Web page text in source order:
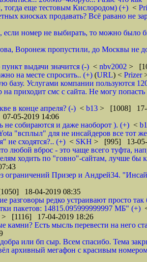
еще тестовым Кислородом) (+) <
киосках продавать? Всё равано не
если номер не выбирать, то можно было
Воронеж пропустили, до Москвы не
выдачи значится (-) < nbv2002 >
на месте спросить.. (+) (URL) < Prizer
Услугами компании пользуются
приходит смс с сайта. Не могу
в конце апреля? (-) < b13 > [1008] 17-
05-2019 14:06
не собираются и даже наоборот ). (+) <
"всплыл" для не инсайдеров все тот
не сходятся?.. (+) < SKH > [995] 13-05-
любой вброс - это чаще всего туфта,
ходить по "говно"-сайтам, лучше бы
ограничений Призер и Андрей34.
18-04-2019 08:35
разговоры редко устраивают просто так
пакетов: 14815.095999999997 МБ" (+)
> [1116] 17-04-2019 18:26
Есть мысль перевести на него
или бп сыр. Всем спасибо. Тема
архивный мегафон с красивым